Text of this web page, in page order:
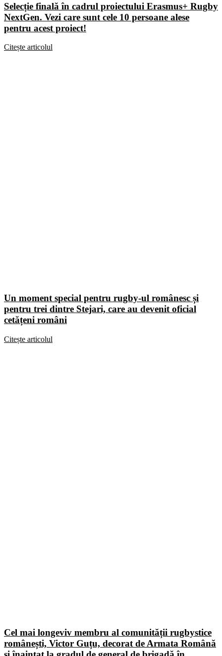
Selecție finală în cadrul proiectului Erasmus+ Rugby
NextGen. Vezi care sunt cele 10 persoane alese
pentru acest proiect!
Citește articolul
Un moment special pentru rugby-ul românesc și
pentru trei dintre Stejari, care au devenit oficial
cetățeni români
Citește articolul
Cel mai longeviv membru al comunității rugbystice
românești, Victor Guțu, decorat de Armata Română